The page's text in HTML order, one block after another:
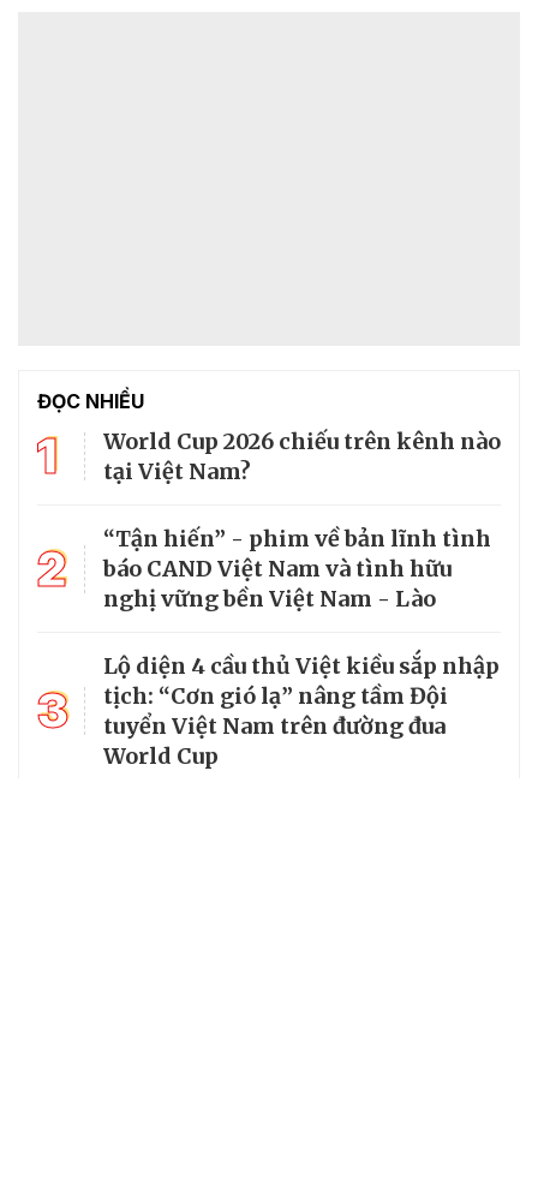
ĐỌC NHIỀU
1
World Cup 2026 chiếu trên kênh nào
tại Việt Nam?
2
“Tận hiến” - phim về bản lĩnh tình
báo CAND Việt Nam và tình hữu
nghị vững bền Việt Nam - Lào
3
Lộ diện 4 cầu thủ Việt kiều sắp nhập
tịch: “Cơn gió lạ” nâng tầm Đội
tuyển Việt Nam trên đường đua
World Cup